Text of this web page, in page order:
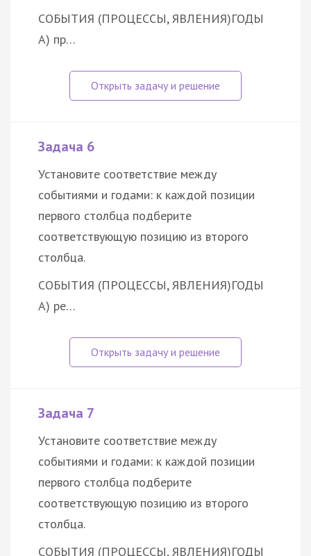
СОБЫТИЯ (ПРОЦЕССЫ, ЯВЛЕНИЯ)ГОДЫ
А) пр…
Задача 6
Установите соответствие между
событиями и годами: к каждой позиции
первого столбца подберите
соответствующую позицию из второго
столбца.
СОБЫТИЯ (ПРОЦЕССЫ, ЯВЛЕНИЯ)ГОДЫ
А) ре…
Задача 7
Установите соответствие между
событиями и годами: к каждой позиции
первого столбца подберите
соответствующую позицию из второго
столбца.
СОБЫТИЯ (ПРОЦЕССЫ, ЯВЛЕНИЯ)ГОДЫ